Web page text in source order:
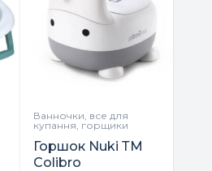
Ванночки, все для
купання, горщики
Горшок Nuki ТМ
Colibro